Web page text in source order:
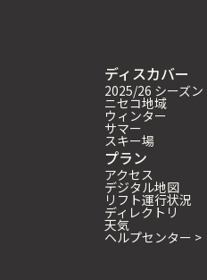
ディスカバー
2025/26 シーズン
ニセコ地域
ウィンター
サマー
スキー場
プラン
アクセス
デジタル地図
リフト運行状況
ディレクトリ
天気
ヘルプセンター >